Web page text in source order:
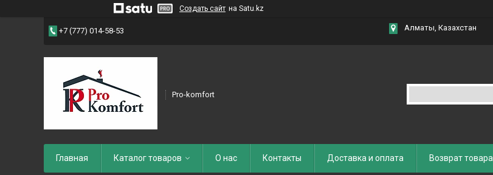
Создать сайт на Satu.kz
+7 (777) 014-58-53 Алматы, Казахстан
Pro-komfort
Главная Каталог товаров О нас Контакты Доставка и оплата Возврат товара